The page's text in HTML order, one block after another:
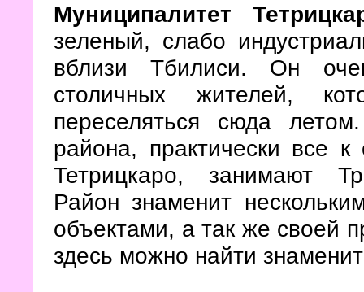
Муниципалитет
зеленый, слабо
вблизи Тбилиси. Он
столичных жителей,
переселяться сюда
района, практически все к
Тетрицкаро, занимают
Район знаменит
объектами, а так же своей
здесь можно найти